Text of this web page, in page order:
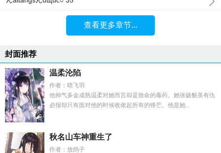
查看更多章节...
封面推荐
温柔沦陷
作者：晴飞羽
他帅气多金成熟温柔对她而言却是致命的毒药。她张扬貌美有仇
必报却只有面对他的时候收敛起所有的锋芒。他是她...
秋名山车神重生了
作者：放鸽子